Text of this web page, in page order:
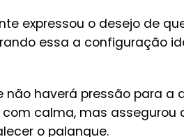
expressou o desejo de
essa a configuração
não haverá pressão para a
calma, mas assegurou
o palanque.